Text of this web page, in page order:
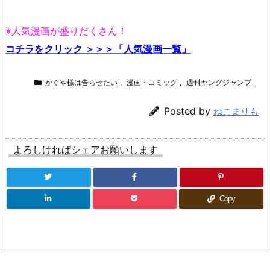
※人気漫画が盛りだくさん！
コチラをクリック ＞＞＞「人気漫画一覧」
かぐや様は告らせたい , 漫画・コミック , 週刊ヤングジャンプ
Posted by ねこまりも
よろしければシェアお願いします
Copy